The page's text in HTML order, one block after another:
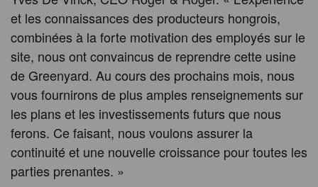
et les connaissances des producteurs hongrois,
combinées à la forte motivation des employés sur le
site, nous ont convaincus de reprendre cette usine
de Greenyard. Au cours des prochains mois, nous
vous fournirons de plus amples renseignements sur
les plans et les investissements futurs que nous
ferons. Ce faisant, nous voulons assurer la
continuité et une nouvelle croissance pour toutes les
parties prenantes. »